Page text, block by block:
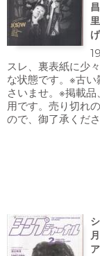
スレ、裏表紙に少
な状態です。※古
さいませ。※掲載
用です。売り切れ
ので、御了承くださ